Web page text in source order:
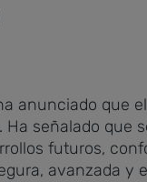
anunciado que
señalado que
futuros,
avanzada y